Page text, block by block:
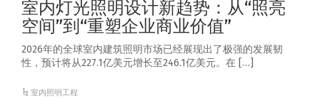
室内灯光照明设计新趋势：从“照亮
空间”到“重塑企业商业价值”
2026年的全球室内建筑照明市场已经展现出了极强的发展韧
性，预计将从227.1亿美元增长至246.1亿美元。在 […]
室内照明工程